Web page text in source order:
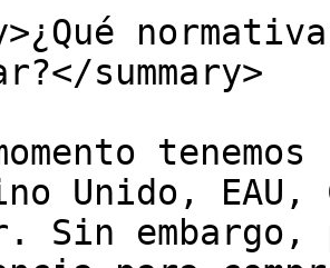
summary>
Unido,
Sin